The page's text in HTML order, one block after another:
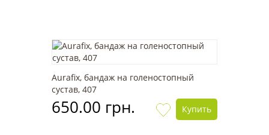
Aurafix, бандаж на голеностопный
сустав, 407
650.00 грн. Купить